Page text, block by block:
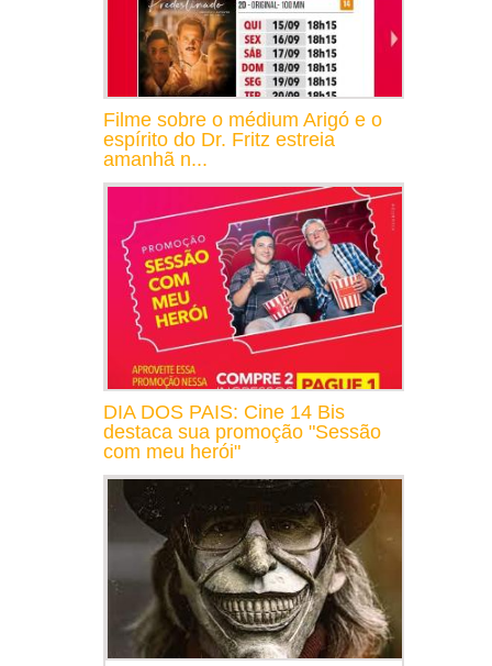
Filme sobre o médium Arigó e o
espírito do Dr. Fritz estreia
amanhã n...
DIA DOS PAIS: Cine 14 Bis
destaca sua promoção "Sessão
com meu herói"